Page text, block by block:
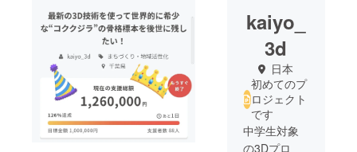
kaiyo_
3d
日本
初めてのプ
ロジェクト
です
中学生対象
の3Dプロ